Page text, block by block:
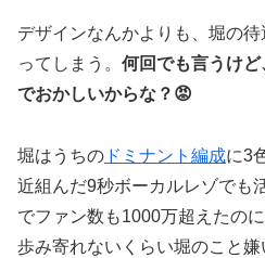
デザインなんかよりも、堀の
ってしまう。 何回でも言うけ
でおかしいからな？😡
堀はうちの ドミナント編成に3
近組んだ9秒ボーカルレゾでも
でファン数も1000万超えたの
歩み寄れないくらい堀のこと